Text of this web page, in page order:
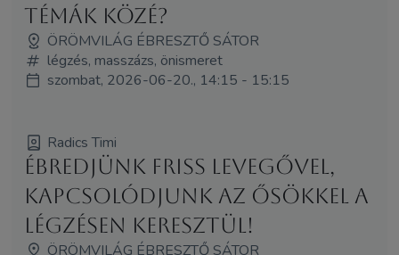
témák közé?
ÖRÖMVILÁG ÉBRESZTŐ SÁTOR
légzés, masszázs, önismeret
szombat, 2026-06-20., 14:15 - 15:15
Radics Timi
Ébredjünk friss levegővel,
kapcsolódjunk az ősökkel a
légzésen keresztül!
ÖRÖMVILÁG ÉBRESZTŐ SÁTOR